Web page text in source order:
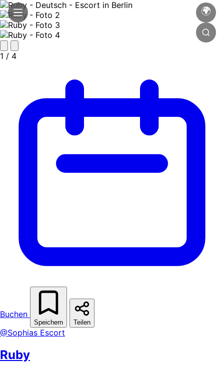
🌍
1 / 4
Buchen
Speichern Teilen
@Sophias Escort
Ruby